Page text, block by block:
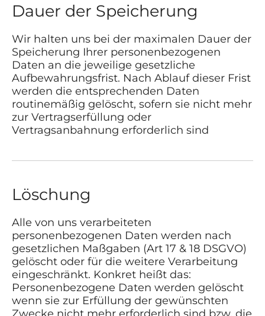
Dauer der Speicherung
Wir halten uns bei der maximalen Dauer der
Speicherung Ihrer personenbezogenen
Daten an die jeweilige gesetzliche
Aufbewahrungsfrist. Nach Ablauf dieser Frist
werden die entsprechenden Daten
routinemäßig gelöscht, sofern sie nicht mehr
zur Vertragserfüllung oder
Vertragsanbahnung erforderlich sind
Löschung
Alle von uns verarbeiteten
personenbezogenen Daten werden nach
gesetzlichen Maßgaben (Art 17 & 18 DSGVO)
gelöscht oder für die weitere Verarbeitung
eingeschränkt. Konkret heißt das:
Personenbezogene Daten werden gelöscht
wenn sie zur Erfüllung der gewünschten